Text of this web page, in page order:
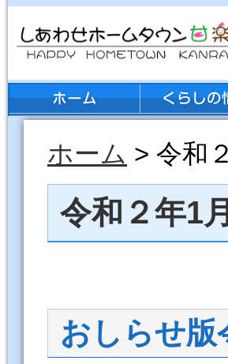
ホーム > 令和
令和２年1
おしらせ版